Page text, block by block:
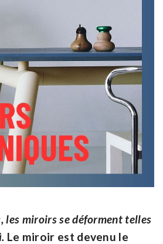
les miroirs se déforment telles
Le miroir est devenu le